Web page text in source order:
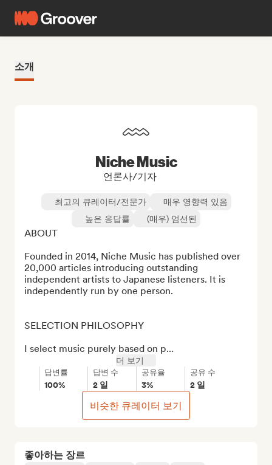
소개
좋아하는 장르
Niche Music
언론사/기자
최고의 큐레이터/전문가
매우 영향력 있음
높은 응답률
(매우) 엄선된
ABOUT
Founded in 2014, Niche Music has published over
20,000 articles introducing outstanding
independent artists to Japanese listeners. It is
independently run by one person.
SELECTION PHILOSOPHY
I select music purely based on p...
더 보기
답변률
100%
답변 수
2 일
공유율
3%
공유 수
2 일
비슷한 큐레이터 보기